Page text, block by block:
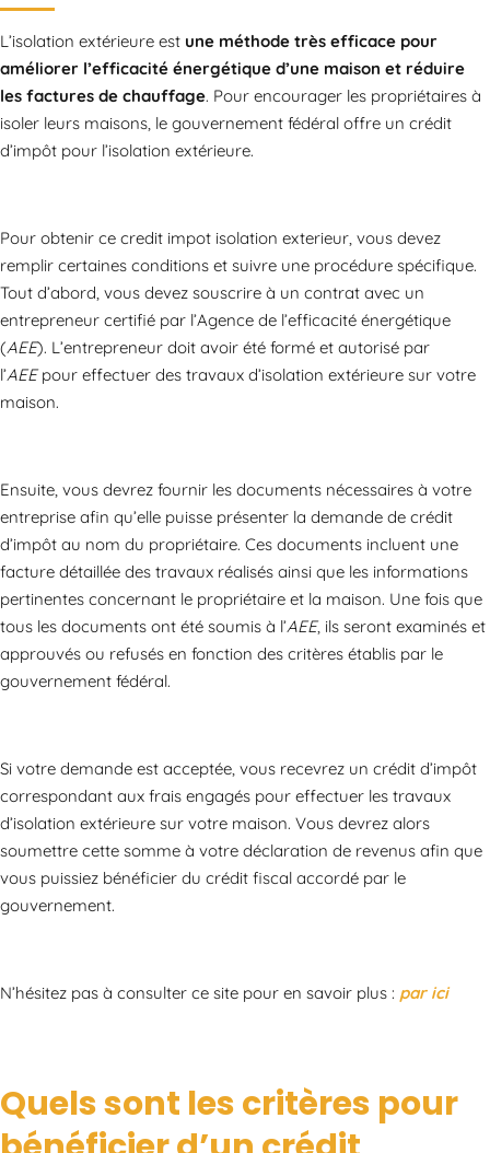
L’isolation extérieure est une méthode très efficace pour
améliorer l’efficacité énergétique d’une maison et réduire
les factures de chauffage. Pour encourager les propriétaires à
isoler leurs maisons, le gouvernement fédéral offre un crédit
d’impôt pour l’isolation extérieure.
Pour obtenir ce credit impot isolation exterieur, vous devez
remplir certaines conditions et suivre une procédure spécifique.
Tout d’abord, vous devez souscrire à un contrat avec un
entrepreneur certifié par l’Agence de l’efficacité énergétique
(AEE). L’entrepreneur doit avoir été formé et autorisé par
l’AEEpour effectuer des travaux d’isolation extérieure sur votre
maison.
Ensuite, vous devrez fournir les documents nécessaires à votre
entreprise afin qu’elle puisse présenter la demande de crédit
d’impôt au nom du propriétaire. Ces documents incluent une
facture détaillée des travaux réalisés ainsi que les informations
pertinentes concernant le propriétaire et la maison. Une fois que
tous les documents ont été soumis à l’AEE, ils seront examinés et
approuvés ou refusés en fonction des critères établis par le
gouvernement fédéral.
Si votre demande est acceptée, vous recevrez un crédit d’impôt
correspondant aux frais engagés pour effectuer les travaux
d’isolation extérieure sur votre maison. Vous devrez alors
soumettre cette somme à votre déclaration de revenus afin que
vous puissiez bénéficier du crédit fiscal accordé par le
gouvernement.
N’hésitez pas à consulter ce site pour en savoir plus : par ici
Quels sont les critères pour